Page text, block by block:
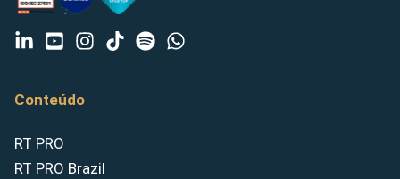
Conteúdo
RT PRO
RT PRO Brazil